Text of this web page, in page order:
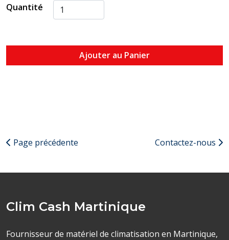
Quantité
Ajouter au Panier
Page précédente Contactez-nous
Clim Cash Martinique
Fournisseur de matériel de climatisation en Martinique,